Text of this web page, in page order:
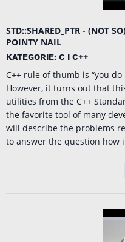
STD::SHARED_PTR - (NOT
POINTY NAIL
KATEGORIE: C I C++
C++ rule of thumb is “you
However, it turns out that
utilities from the C++
the favorite tool of many
will describe the problems
to answer the question how